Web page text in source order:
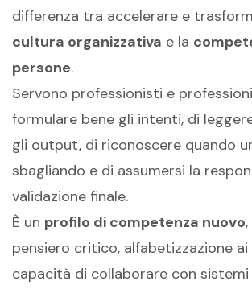
differenza tra accelerare e
cultura organizzativa e la
persone.
Servono professionisti e
formulare bene gli intenti, di
gli output, di riconoscere quando
sbagliando e di assumersi la
validazione finale.
È un profilo di competenza nuovo
pensiero critico, alfabetizzazione
capacità di collaborare con sistemi